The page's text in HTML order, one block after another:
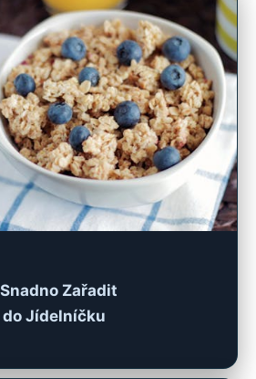
Zařadit
Jídelníčku